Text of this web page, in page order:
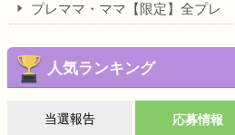
プレママ・ママ【限定】全プレ
人気ランキング
当選報告 応募情報